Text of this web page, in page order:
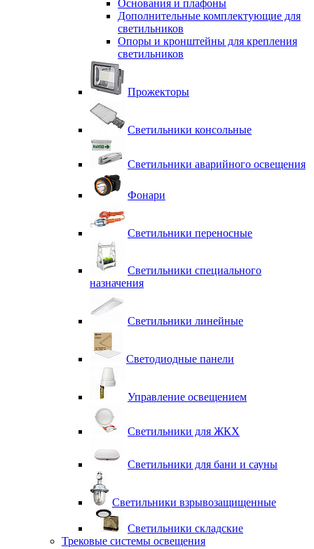
Основания и плафоны
Дополнительные комплектующие для
светильников
Опоры и кронштейны для крепления
светильников
Прожекторы
Светильники консольные
Светильники аварийного освещения
Фонари
Светильники переносные
Светильники специального
назначения
Светильники линейные
Светодиодные панели
Управление освещением
Светильники для ЖКХ
Светильники для бани и сауны
Светильники взрывозащищенные
Светильники складские
Трековые системы освещения